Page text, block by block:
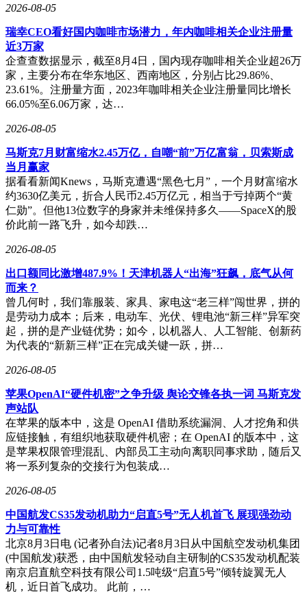
2026-08-05
瑞幸CEO看好国内咖啡市场潜力，年内咖啡相关企业注册量
近3万家
企查查数据显示，截至8月4日，国内现存咖啡相关企业超26万
家，主要分布在华东地区、西南地区，分别占比29.86%、
23.61%。注册量方面，2023年咖啡相关企业注册量同比增长
66.05%至6.06万家，达…
2026-08-05
马斯克7月财富缩水2.45万亿，自嘲“前”万亿富翁，贝索斯成
当月赢家
据看看新闻Knews，马斯克遭遇“黑色七月”，一个月财富缩水
约3630亿美元，折合人民币2.45万亿元，相当于亏掉两个“黄
仁勋”。但他13位数字的身家并未维保持多久——SpaceX的股
价此前一路飞升，如今却跌…
2026-08-05
出口额同比激增487.9%！天津机器人“出海”狂飙，底气从何
而来？
曾几何时，我们靠服装、家具、家电这“老三样”闯世界，拼的
是劳动力成本；后来，电动车、光伏、锂电池“新三样”异军突
起，拼的是产业链优势；如今，以机器人、人工智能、创新药
为代表的“新新三样”正在完成关键一跃，拼…
2026-08-05
苹果OpenAI“硬件机密”之争升级 舆论交锋各执一词 马斯克发
声站队
在苹果的版本中，这是 OpenAI 借助系统漏洞、人才挖角和供
应链接触，有组织地获取硬件机密；在 OpenAI 的版本中，这
是苹果权限管理混乱、内部员工主动向离职同事求助，随后又
将一系列复杂的交接行为包装成…
2026-08-05
中国航发CS35发动机助力“启直5号”无人机首飞 展现强劲动
力与可靠性
北京8月3日电 (记者孙自法)记者8月3日从中国航空发动机集团
(中国航发)获悉，由中国航发轻动自主研制的CS35发动机配装
南京启直航空科技有限公司1.5吨级“启直5号”倾转旋翼无人
机，近日首飞成功。 此前，…